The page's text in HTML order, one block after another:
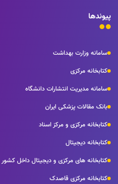
پیوندها
سامانه وزارت بهداشت
کتابخانه مرکزی
سامانه مدیریت انتشارات دانشگاه
بانک مقالات پزشکی ایران
کتابخانه مرکزی و مرکز اسناد
کتابخانه دیجیتال
کتابخانه های مرکزی و دیجیتال داخل کشور
کتابخانه مرکزی قاصدک